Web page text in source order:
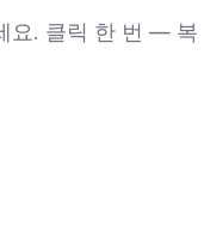
요. 클릭 한 번 — 복